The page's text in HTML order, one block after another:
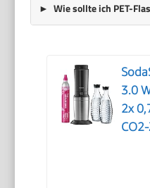
Wie sollte ich PET-
3.0
2x